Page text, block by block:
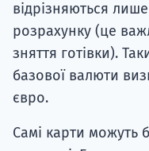
відрізняються
розрахунку (це
зняття готівки).
базової валюти
євро.
Самі карти можуть